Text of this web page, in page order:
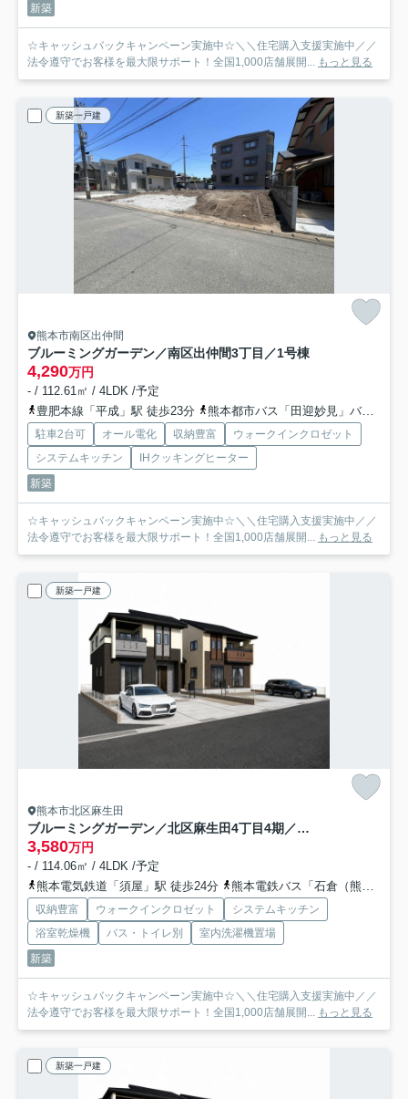
新築
☆キャッシュバックキャンペーン実施中☆＼＼住宅購入支援実施中／／
法令遵守でお客様を最大限サポート！全国1,000店舗展開...
もっと見る
新築一戸建
熊本市南区出仲間
ブルーミングガーデン／南区出仲間3丁目／1号棟
4,290万円
- / 112.61㎡ / 4LDK /予定
豊肥本線「平成」駅 徒歩23分
熊本都市バス「田迎妙見」バス停下車 徒歩5分
駐車2台可 オール電化 収納豊富
ウォークインクロゼット
システムキッチン
IHクッキングヒーター
新築
☆キャッシュバックキャンペーン実施中☆＼＼住宅購入支援実施中／／
法令遵守でお客様を最大限サポート！全国1,000店舗展開...
もっと見る
新築一戸建
熊本市北区麻生田
ブルーミングガーデン／北区麻生田4丁目4期／2号棟
3,580万円
- / 114.06㎡ / 4LDK /予定
熊本電気鉄道「須屋」駅 徒歩24分
熊本電鉄バス「石倉（熊本県）」バス停下車 徒歩6分
収納豊富 ウォークインクロゼット
システムキッチン
浴室乾燥機
バス・トイレ別
室内洗濯機置場
新築
☆キャッシュバックキャンペーン実施中☆＼＼住宅購入支援実施中／／
法令遵守でお客様を最大限サポート！全国1,000店舗展開...
もっと見る
新築一戸建